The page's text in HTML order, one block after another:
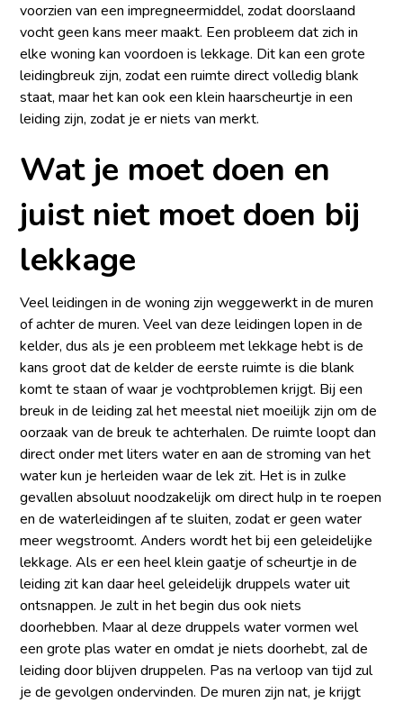
voorzien van een impregneermiddel, zodat doorslaand
vocht geen kans meer maakt. Een probleem dat zich in
elke woning kan voordoen is lekkage. Dit kan een grote
leidingbreuk zijn, zodat een ruimte direct volledig blank
staat, maar het kan ook een klein haarscheurtje in een
leiding zijn, zodat je er niets van merkt.
Wat je moet doen en
juist niet moet doen bij
lekkage
Veel leidingen in de woning zijn weggewerkt in de muren
of achter de muren. Veel van deze leidingen lopen in de
kelder, dus als je een probleem met lekkage hebt is de
kans groot dat de kelder de eerste ruimte is die blank
komt te staan of waar je vochtproblemen krijgt. Bij een
breuk in de leiding zal het meestal niet moeilijk zijn om de
oorzaak van de breuk te achterhalen. De ruimte loopt dan
direct onder met liters water en aan de stroming van het
water kun je herleiden waar de lek zit. Het is in zulke
gevallen absoluut noodzakelijk om direct hulp in te roepen
en de waterleidingen af te sluiten, zodat er geen water
meer wegstroomt. Anders wordt het bij een geleidelijke
lekkage. Als er een heel klein gaatje of scheurtje in de
leiding zit kan daar heel geleidelijk druppels water uit
ontsnappen. Je zult in het begin dus ook niets
doorhebben. Maar al deze druppels water vormen wel
een grote plas water en omdat je niets doorhebt, zal de
leiding door blijven druppelen. Pas na verloop van tijd zul
je de gevolgen ondervinden. De muren zijn nat, je krijgt